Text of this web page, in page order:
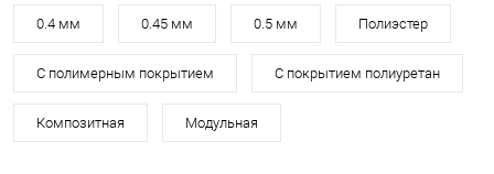
0.4 мм 0.45 мм 0.5 мм Полиэстер
С полимерным покрытием С покрытием полиуретан
Композитная Модульная